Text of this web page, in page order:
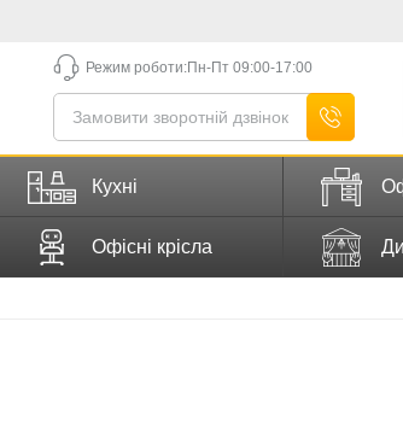
Режим роботи:Пн-Пт 09:00-17:00
Кухні
Офісні крісла